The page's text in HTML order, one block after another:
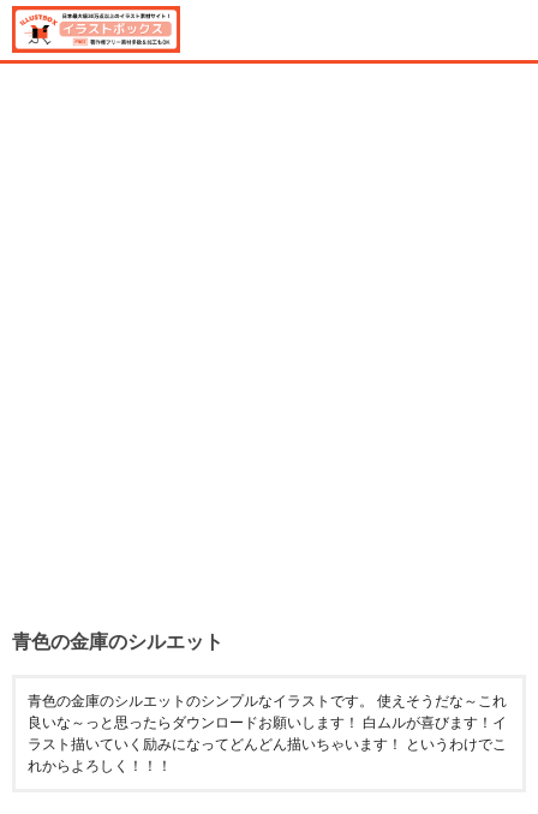
青色の金庫のシルエット
青色の金庫のシルエットのシンプルなイラストです。 使えそうだな～これ
良いな～っと思ったらダウンロードお願いします！ 白ムルが喜びます！イ
ラスト描いていく励みになってどんどん描いちゃいます！ というわけでこ
れからよろしく！！！